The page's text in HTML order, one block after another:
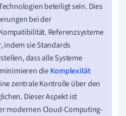
beteiligt sein. Dies
bei der
Referenzsysteme
indem sie Standards
dass alle Systeme
dieKomplexität
zentrale Kontrolle über den
Dieser Aspekt ist
modernen Cloud-Computing-